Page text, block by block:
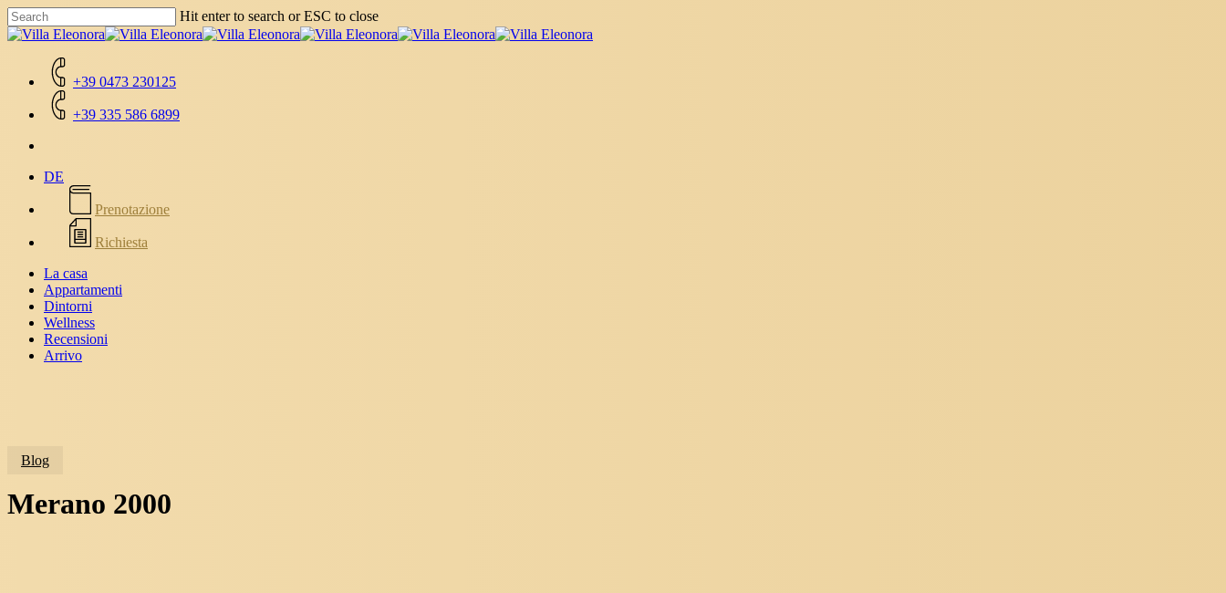
Skip
to
Hit enter to search or ESC to close
Close
+39 0473 230125
+39 335 586 6899
DE
Prenotazione
Richiesta
Menu
Menu
La casa
Appartamenti
Dintorni
Wellness
Recensioni
Arrivo
Blog
Merano 2000